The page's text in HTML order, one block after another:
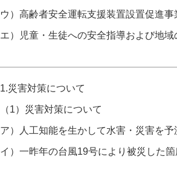
ウ）高齢者安全運転支援装置設置促進
エ）児童・生徒への安全指導および地
1.災害対策について
（1）災害対策について
ア）人工知能を生かして水害・災害を
イ）一昨年の台風19号により被災した